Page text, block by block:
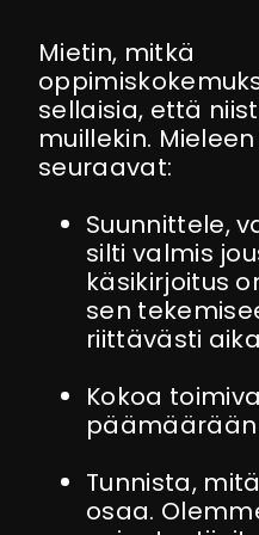
Mietin, mitkä
sellaisia, että
muillekin.
seuraavat:
Suunnittele,
silti valmis
käsikirjoitus
sen
riittävästi
Kokoa
päämäärään
Tunnista,
osaa.